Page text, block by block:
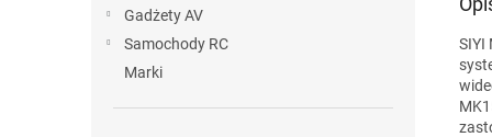
Gadżety AV
Samochody RC
Marki
SIYI